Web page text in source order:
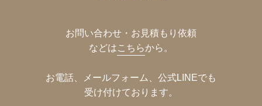
お問い合わせ・お見積もり依頼
などはこちらから。
お電話、メールフォーム、公式LINEでも
受け付けております。